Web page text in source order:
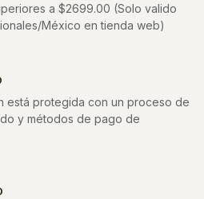
a $2699.00 (Solo valido
México en tienda web)
está protegida con un proceso de
y métodos de pago de